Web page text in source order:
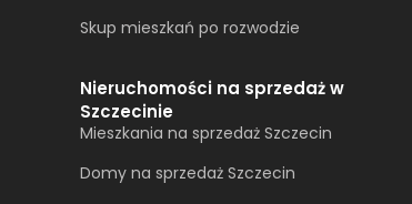
Skup mieszkań po rozwodzie
Nieruchomości na sprzedaż w
Szczecinie
Mieszkania na sprzedaż Szczecin
Domy na sprzedaż Szczecin